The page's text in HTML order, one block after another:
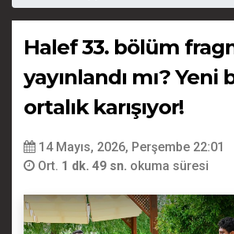
Halef 33. bölüm
yayınlandı mı?
ortalık karışıyor!
14 Mayıs, 2026, Perşembe 22:01
Ort. 1 dk. 49 sn. okuma süresi